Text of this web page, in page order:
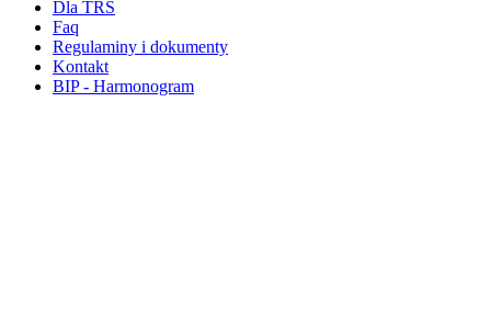
Dla TRS
Faq
Regulaminy i dokumenty
Kontakt
BIP - Harmonogram